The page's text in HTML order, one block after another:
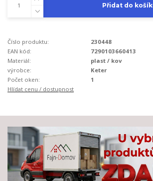
Přidat do
Číslo produktu:
230448
EAN kód:
7290103660413
Materiál:
plast / kov
výrobce:
Keter
Počet oken:
1
Hlídat cenu / dostupnost